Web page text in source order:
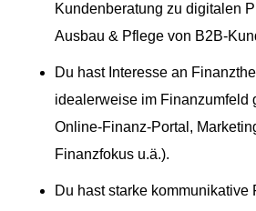
Kundenberatung zu digitalen
Ausbau & Pflege von B2B-
Du hast Interesse an
idealerweise im Finanzumfeld
Online-Finanz-Portal,
Finanzfokus u.ä.).
Du hast starke kommunikative